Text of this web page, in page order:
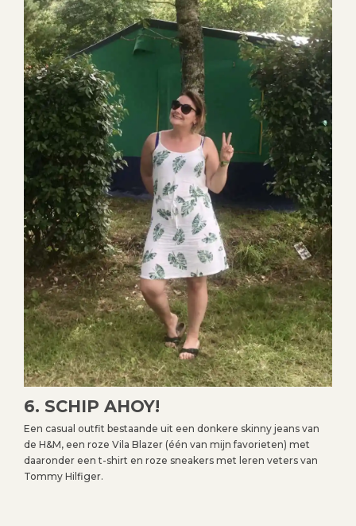
6. SCHIP AHOY!
Een casual outfit bestaande uit een donkere skinny jeans van
de H&M, een roze Vila Blazer (één van mijn favorieten) met
daaronder een t-shirt en roze sneakers met leren veters van
Tommy Hilfiger.